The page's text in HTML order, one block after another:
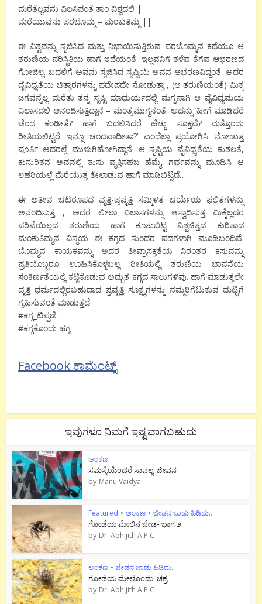
ಮರೆತೆಲ್ಲವನು ವಿಲಸಿಪಂತೆ ತಾಂ ವಿಶ್ವದಲಿ |
ಮೆರೆಯುವನು ಪರಬೊಮ್ಮ – ಮಂಕುತಿಮ್ಮ ||
ಈ ವಿಶ್ವವನ್ನು ಸೃಜಿಸಿದ ಮತ್ತು ನಿಭಾಯಿಸುತ್ತಿರುವ ಪರಬೊಮ್ಮನ ಕಥೆಯೂ ಆ
ತರುಣಿಯ ಪರಿಸ್ಥಿತಿಯ ಹಾಗೆ ಇದೆಯಂತೆ. ಇಲ್ಲವನಿಗೆ ತಳೆವ ತೆಗೆವ ಆಭರಣದ
ಗೋಜಿಲ್ಲ. ಬದಲಿಗೆ ಅವನು ಸೃಜಿಸಿದ ಸೃಷ್ಟಿಯೆ ಅವನ ಆಭರಣವಿದ್ದಂತೆ. ಅದರ
ವೈವಿಧ್ಯತೆಯ ಚಿತ್ತಾರಗಳನ್ನು ಪದೇಪದೇ ನೋಡುತ್ತಾ , (ಆ ತರುಣಿಯಂತೆ) ಮಿಕ್ಕ
ಜಗವನ್ನೆಲ್ಲ ಮರೆತು ತನ್ನ ಸೃಷ್ಟಿ ಮಾಧುರ್ಯದಲ್ಲಿ ಮಗ್ನನಾಗಿ ಆ ವೈವಿಧ್ಯಮಯ
ವಿಲಾಸದಲಿ ಆನಂದಿಸುತ್ತಿದ್ದಾನೆ – ಮಂತ್ರಮುಗ್ಧನಂತೆ. ಅದನ್ನು ‘ಹೀಗೆ ಮಾಡಿದರೆ
ಚೆಂದ ಕಂಡೀತೆ? ಹಾಗೆ ಬದಲಿಸಿದರೆ ಹೆಚ್ಚು ಸೂಕ್ತವೆ? ಮತ್ತೊಂದು
ರೀತಿಯಲಿಟ್ಟರೆ ಇನ್ನೂ ಚಂದವಾದೀತಾ?’ ಎಂದೆಲ್ಲಾ ಪ್ರಯೋಗಿಸಿ ನೋಡುತ್ತ
ಪೂರ್ತಿ ಅದರಲ್ಲೆ ಮುಳುಗಿಹೋಗಿದ್ದಾನೆ. ಆ ಸೃಷ್ಟಿಯ ವೈವಿಧ್ಯತೆಯ ಕುಶಲತೆ,
ಕುಸುರಿತನ ಅವನಲ್ಲಿ ತುಸು ವೃತ್ತಿಸಹಜ ಹೆಮ್ಮೆ, ಗರ್ವವನ್ನು ಮೂಡಿಸಿ ಆ
ಲಹರಿಯಲ್ಲೆ ಮೆರೆಯುತ್ತ ತೇಲಾಡುವ ಹಾಗೆ ಮಾಡಿಬಿಟ್ಟಿದೆ…
ಈ ಅತೀವ ಚಟರೂಪದ ವೃತ್ತಿ-ಪ್ರವೃತ್ತಿ ಸಮ್ಮಿಳಿತ ಚರ್ಯೆಯ ಫಲಿತಗಳನ್ನು
ಅನಂದಿಸುತ್ತ , ಅದರ ಲೀಲಾ ವಿಲಾಸಗಳನ್ನು ಆಸ್ವಾದಿಸುತ್ತ ಮಿಕ್ಕೆಲ್ಲದರ
ಪರಿವೆಯಿಲ್ಲದ ತರುಣಿಯ ಹಾಗೆ ಕೂತುಬಿಟ್ಟ ವಿಶ್ವಚಿತ್ತದ ಕುರಿತಾದ
ಮಂಕುತಿಮ್ಮನ ವಿಸ್ಮಯ ಈ ಕಗ್ಗದ ಸುಂದರ ಪದಗಳಾಗಿ ಮೂಡಿಬಂದಿವೆ.
ಬೊಮ್ಮನ ಕಾಯಕವನ್ನು ಅದರ ತೀವ್ರಾಸಕ್ತತೆಯ ನಿರಂತರ ಕಸುವನ್ನು
ಪ್ರತಿಯೊಬ್ಬರೂ ಊಹಿಸಿಕೊಳ್ಳಬಲ್ಲ ರೀತಿಯಲ್ಲಿ ತರುಣಿಯ ಭಾವನೆಯ
ಸಂಕಿರ್ಣತೆಯಲ್ಲಿ ಕಟ್ಟಿಕೊಡುವ ಅದ್ಭುತ ಕಗ್ಗದ ಸಾಲುಗಳಿವು. ಹಾಗೆ ಮಾಡುತ್ತಲೇ
ವೃತ್ತಿ ಧರ್ಮದಲ್ಲಿರಬಹುದಾದ ಪ್ರವೃತ್ತಿ ಸೂಕ್ಷ್ಮಗಳನ್ನು ನಮ್ಮರಿಗೆಟುಕುವ ಮಟ್ಟಿಗೆ
ಗ್ರಹಿಸುವಂತೆ ಮಾಡುತ್ತದೆ.
#ಕಗ್ಗ_ಟಿಪ್ಪಣಿ
#ಕಗ್ಗಕೊಂದು ಹಗ್ಗ
Facebook ಕಾಮೆಂಟ್ಸ್
ಇವುಗಳೂ ನಿಮಗೆ ಇಷ್ಟವಾಗಬಹುದು
ಅಂಕಣ
ಸಮಸ್ಯೆಯೆಂದರೆ ಸಾವಲ್ಲ, ಜೀವನ
by Manu Vaidya
Featured • ಅಂಕಣ • ಜೇಡನ ಜಾಡು ಹಿಡಿದು..
ಗೋಡೆಯ ಮೇಲಿನ ಜೇಡ- ಭಾಗ ೨
by Dr. Abhijith A P C
ಅಂಕಣ • ಜೇಡನ ಜಾಡು ಹಿಡಿದು..
ಗೋಡೆಯ ಮೇಲೊಂದು ಚಕ್ರ
by Dr. Abhijith A P C